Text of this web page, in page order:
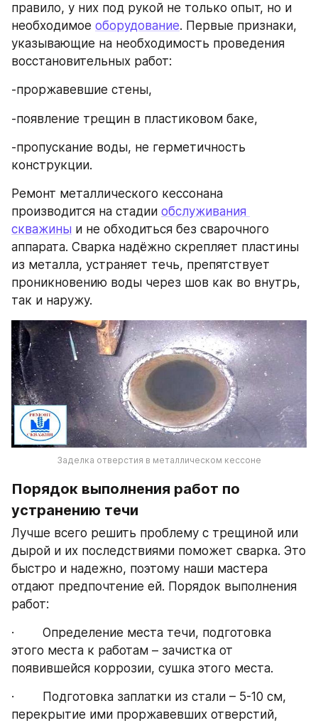
правило, у них под рукой не только опыт, но и
необходимое оборудование. Первые признаки,
указывающие на необходимость проведения
восстановительных работ:
-проржавевшие стены,
-появление трещин в пластиковом баке,
-пропускание воды, не герметичность
конструкции.
Ремонт металлического кессонана
производится на стадии обслуживания
скважины и не обходиться без сварочного
аппарата. Сварка надёжно скрепляет пластины
из металла, устраняет течь, препятствует
проникновению воды через шов как во внутрь,
так и наружу.
Заделка отверстия в металлическом кессоне
Порядок выполнения работ по
устранению течи
Лучше всего решить проблему с трещиной или
дырой и их последствиями поможет сварка. Это
быстро и надежно, поэтому наши мастера
отдают предпочтение ей. Порядок выполнения
работ:
·        Определение места течи, подготовка
этого места к работам – зачистка от
появившейся коррозии, сушка этого места.
·        Подготовка заплатки из стали – 5-10 см,
перекрытие ими проржавевших отверстий,